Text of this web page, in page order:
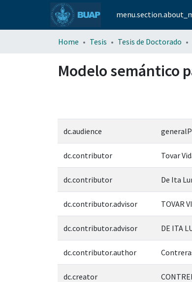
Home Tesis Tesis de Doctorado
Modelo semántico
dc.audience
dc.contributor Tovar
dc.contributor De Ita
dc.contributor.advisor TOVAR
dc.contributor.advisor DE ITA
dc.contributor.author
dc.creator